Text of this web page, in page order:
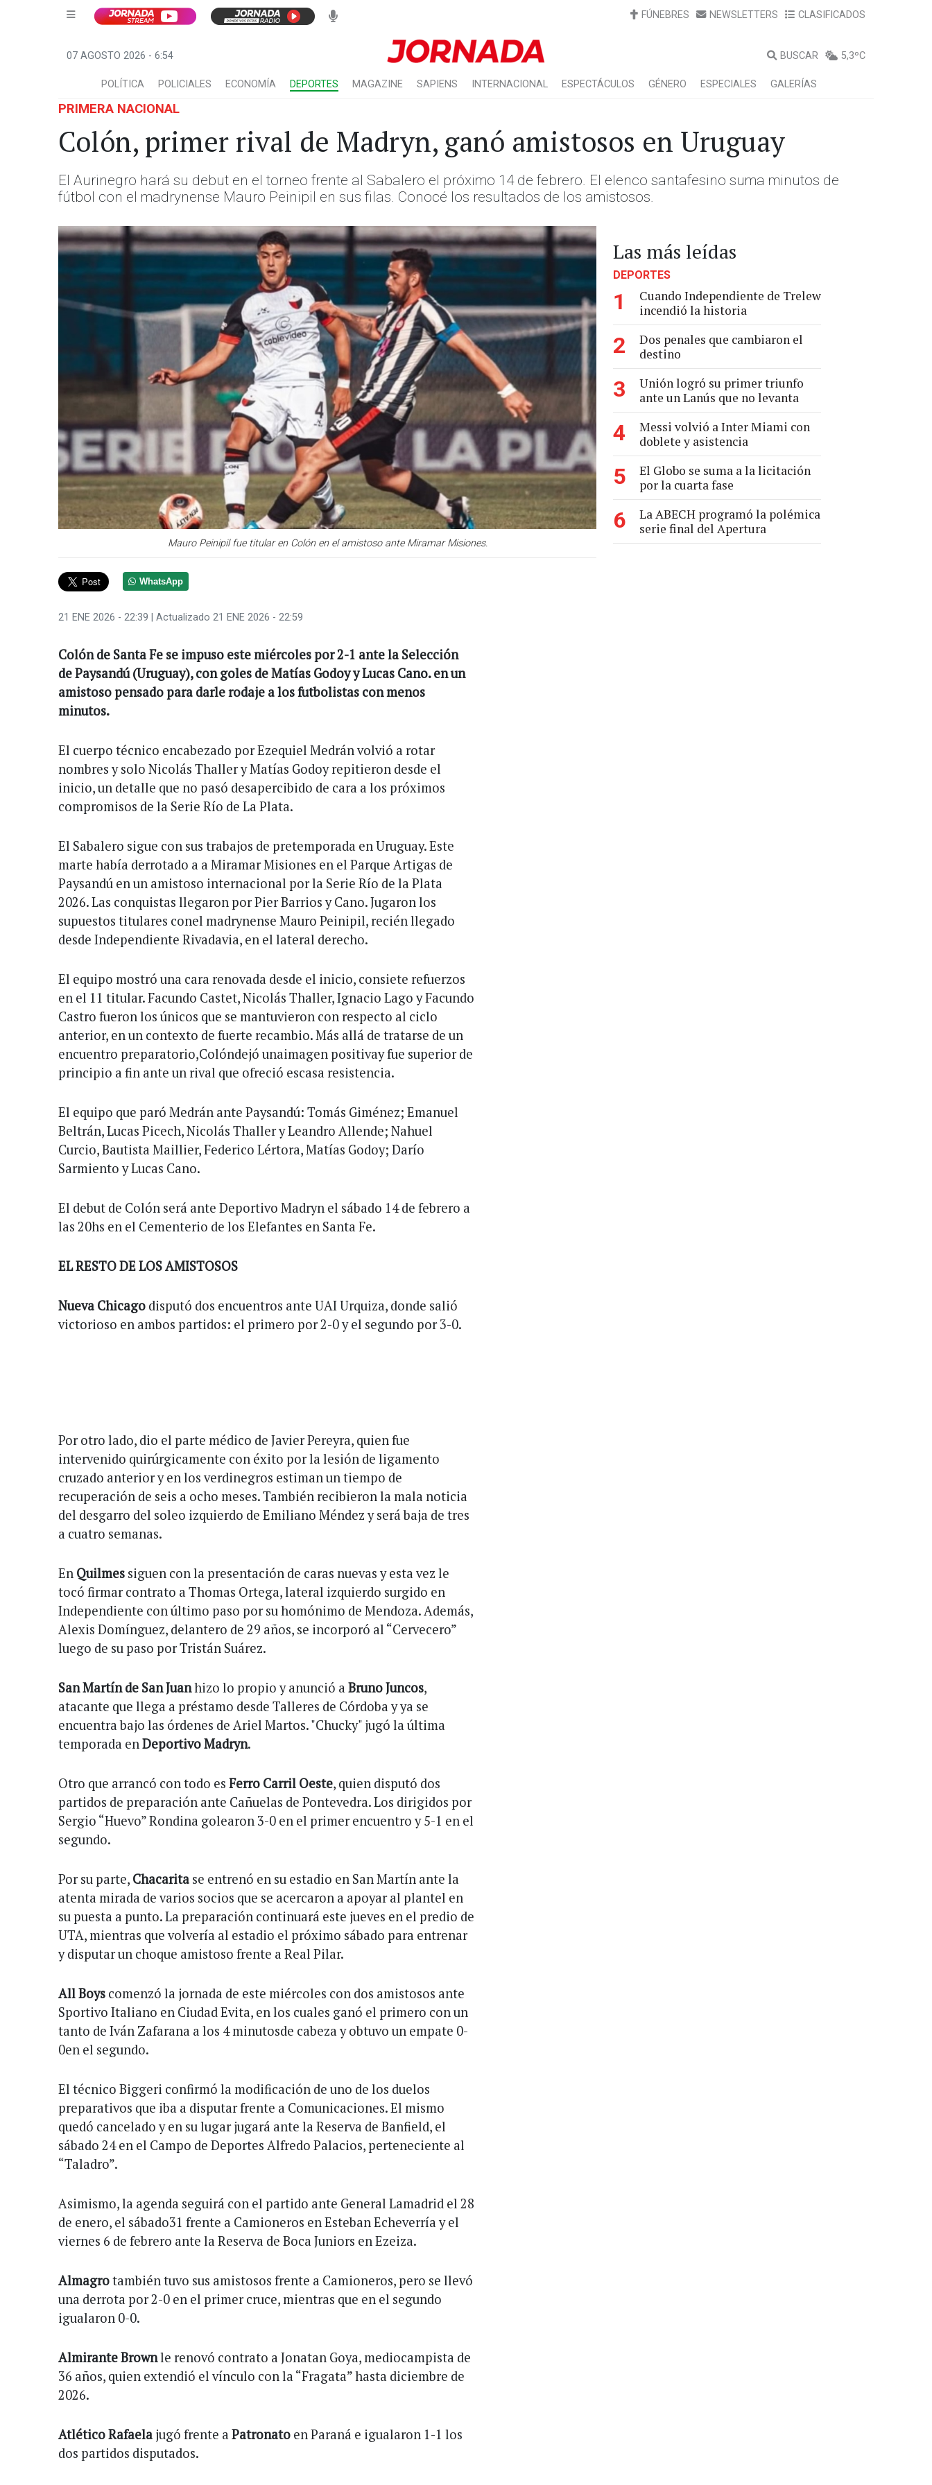
FÚNEBRES NEWSLETTERS CLASIFICADOS
07 AGOSTO 2026 - 6:54 BUSCAR 5,3ºC
POLÍTICA POLICIALES ECONOMÍA DEPORTES MAGAZINE SAPIENS INTERNACIONAL ESPECTÁCULOS GÉNERO ESPECIALES GALERÍAS
PRIMERA NACIONAL
Colón, primer rival de Madryn, ganó amistosos en Uruguay
El Aurinegro hará su debut en el torneo frente al Sabalero el próximo 14 de febrero. El elenco santafesino suma minutos de
fútbol con el madrynense Mauro Peinipil en sus filas. Conocé los resultados de los amistosos.
Mauro Peinipil fue titular en Colón en el amistoso ante Miramar Misiones.
WhatsApp
21 ENE 2026 - 22:39 | Actualizado 21 ENE 2026 - 22:59
Colón de Santa Fe se impuso este miércoles por 2-1 ante la Selección
de Paysandú (Uruguay), con goles de Matías Godoy y Lucas Cano. en un
amistoso pensado para darle rodaje a los futbolistas con menos
minutos.
El cuerpo técnico encabezado por Ezequiel Medrán volvió a rotar
nombres y solo Nicolás Thaller y Matías Godoy repitieron desde el
inicio, un detalle que no pasó desapercibido de cara a los próximos
compromisos de la Serie Río de La Plata.
El Sabalero sigue con sus trabajos de pretemporada en Uruguay. Este
marte había derrotado a a Miramar Misiones en el Parque Artigas de
Paysandú en un amistoso internacional por la Serie Río de la Plata
2026. Las conquistas llegaron por Pier Barrios y Cano. Jugaron los
supuestos titulares conel madrynense Mauro Peinipil, recién llegado
desde Independiente Rivadavia, en el lateral derecho.
El equipo mostró una cara renovada desde el inicio, consiete refuerzos
en el 11 titular. Facundo Castet, Nicolás Thaller, Ignacio Lago y Facundo
Castro fueron los únicos que se mantuvieron con respecto al ciclo
anterior, en un contexto de fuerte recambio. Más allá de tratarse de un
encuentro preparatorio,Colóndejó unaimagen positivay fue superior de
principio a fin ante un rival que ofreció escasa resistencia.
El equipo que paró Medrán ante Paysandú: Tomás Giménez; Emanuel
Beltrán, Lucas Picech, Nicolás Thaller y Leandro Allende; Nahuel
Curcio, Bautista Maillier, Federico Lértora, Matías Godoy; Darío
Sarmiento y Lucas Cano.
El debut de Colón será ante Deportivo Madryn el sábado 14 de febrero a
las 20hs en el Cementerio de los Elefantes en Santa Fe.
EL RESTO DE LOS AMISTOSOS
Nueva Chicago disputó dos encuentros ante UAI Urquiza, donde salió
victorioso en ambos partidos: el primero por 2-0 y el segundo por 3-0.
Por otro lado, dio el parte médico de Javier Pereyra, quien fue
intervenido quirúrgicamente con éxito por la lesión de ligamento
cruzado anterior y en los verdinegros estiman un tiempo de
recuperación de seis a ocho meses. También recibieron la mala noticia
del desgarro del soleo izquierdo de Emiliano Méndez y será baja de tres
a cuatro semanas.
En Quilmes siguen con la presentación de caras nuevas y esta vez le
tocó firmar contrato a Thomas Ortega, lateral izquierdo surgido en
Independiente con último paso por su homónimo de Mendoza. Además,
Alexis Domínguez, delantero de 29 años, se incorporó al “Cervecero”
luego de su paso por Tristán Suárez.
San Martín de San Juanhizo lo propio y anunció a Bruno Juncos,
atacante que llega a préstamo desde Talleres de Córdoba y ya se
encuentra bajo las órdenes de Ariel Martos. "Chucky" jugó la última
temporada en Deportivo Madryn.
Otro que arrancó con todo es Ferro Carril Oeste, quien disputó dos
partidos de preparación ante Cañuelas de Pontevedra. Los dirigidos por
Sergio “Huevo” Rondina golearon 3-0 en el primer encuentro y 5-1 en el
segundo.
Por su parte, Chacarita se entrenó en su estadio en San Martín ante la
atenta mirada de varios socios que se acercaron a apoyar al plantel en
su puesta a punto. La preparación continuará este jueves en el predio de
UTA, mientras que volvería al estadio el próximo sábado para entrenar
y disputar un choque amistoso frente a Real Pilar.
All Boys comenzó la jornada de este miércoles con dos amistosos ante
Sportivo Italiano en Ciudad Evita, en los cuales ganó el primero con un
tanto de Iván Zafarana a los 4 minutosde cabeza y obtuvo un empate 0-
0en el segundo.
El técnico Biggeri confirmó la modificación de uno de los duelos
preparativos que iba a disputar frente a Comunicaciones. El mismo
quedó cancelado y en su lugar jugará ante la Reserva de Banfield, el
sábado 24 en el Campo de Deportes Alfredo Palacios, perteneciente al
“Taladro”.
Asimismo, la agenda seguirá con el partido ante General Lamadrid el 28
de enero, el sábado31 frente a Camioneros en Esteban Echeverría y el
viernes 6 de febrero ante la Reserva de Boca Juniors en Ezeiza.
Almagrotambién tuvo sus amistosos frente a Camioneros, pero se llevó
una derrota por 2-0 en el primer cruce, mientras que en el segundo
igualaron 0-0.
Almirante Brownle renovó contrato a Jonatan Goya, mediocampista de
36 años, quien extendió el vínculo con la “Fragata” hasta diciembre de
2026.
Atlético Rafaela jugó frente a Patronato en Paraná e igualaron 1-1 los
dos partidos disputados.
Las más leídas
DEPORTES
1
Cuando Independiente de Trelew
incendió la historia
2
Dos penales que cambiaron el
destino
3
Unión logró su primer triunfo
ante un Lanús que no levanta
4
Messi volvió a Inter Miami con
doblete y asistencia
5
El Globo se suma a la licitación
por la cuarta fase
6
La ABECH programó la polémica
serie final del Apertura